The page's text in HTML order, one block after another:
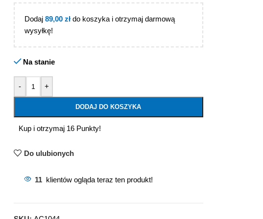
Dodaj 89,00 złdo koszyka i otrzymaj darmową
wysyłkę!
Na stanie
- +
DODAJ DO KOSZYKA
Kup i otrzymaj 16 Punkty!
Do ulubionych
11 klientów ogląda teraz ten produkt!